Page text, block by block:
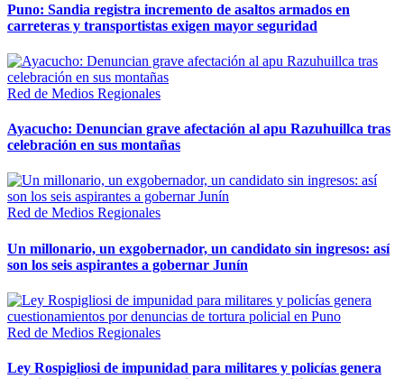
Puno: Sandia registra incremento de asaltos armados en
carreteras y transportistas exigen mayor seguridad
Red de Medios Regionales
Ayacucho: Denuncian grave afectación al apu Razuhuillca tras
celebración en sus montañas
Red de Medios Regionales
Un millonario, un exgobernador, un candidato sin ingresos: así
son los seis aspirantes a gobernar Junín
Red de Medios Regionales
Ley Rospigliosi de impunidad para militares y policías genera